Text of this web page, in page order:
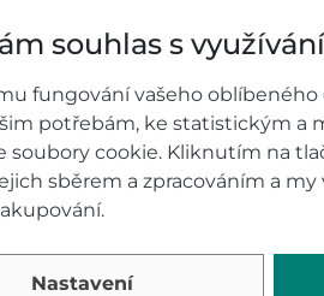
kit pro moto pneu
Up včetně bombiček
Skladem
Kč KOUPIT
souhlas s
fungování vašeho
potřebám, ke statistickým a
soubory cookie. Kliknutím na
sběrem a zpracováním a
Nastavení